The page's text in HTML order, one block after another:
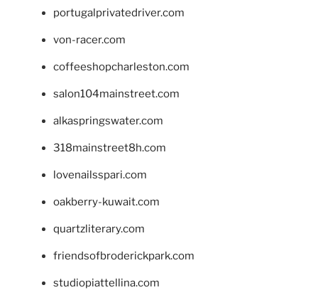
portugalprivatedriver.com
von-racer.com
coffeeshopcharleston.com
salon104mainstreet.com
alkaspringswater.com
318mainstreet8h.com
lovenailsspari.com
oakberry-kuwait.com
quartzliterary.com
friendsofbroderickpark.com
studiopiattellina.com